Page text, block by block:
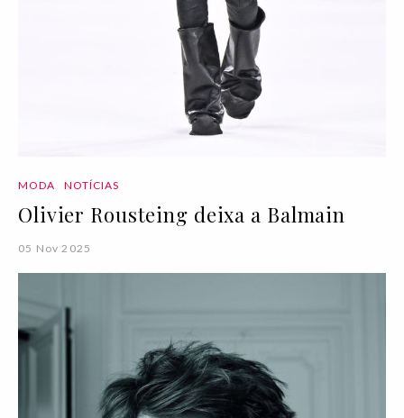
MODA NOTÍCIAS
Olivier Rousteing deixa a Balmain
05 Nov 2025